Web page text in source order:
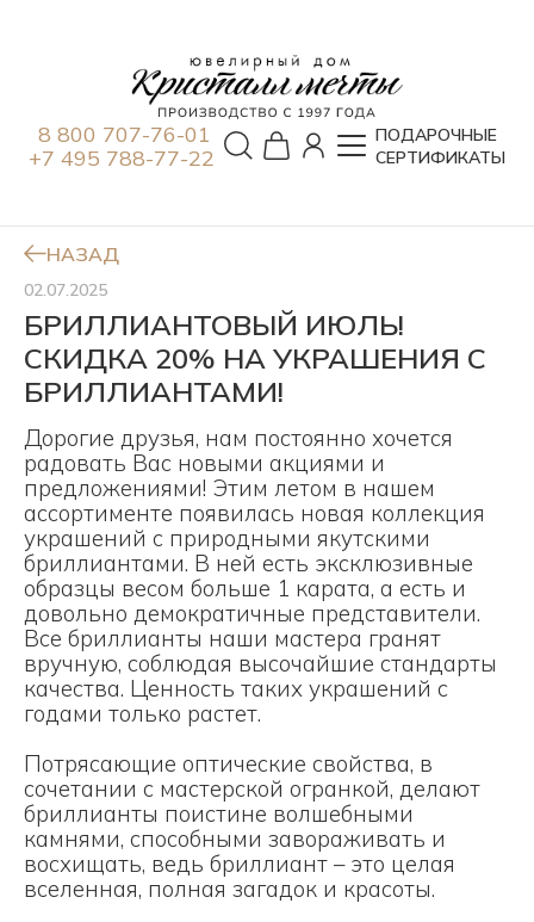
8 800 707-76-01
+7 495 788-77-22
ПОДАРОЧНЫЕ
СЕРТИФИКАТЫ
НАЗАД
02.07.2025
БРИЛЛИАНТОВЫЙ ИЮЛЬ!
СКИДКА 20% НА УКРАШЕНИЯ С
БРИЛЛИАНТАМИ!
Дорогие друзья, нам постоянно хочется
радовать Вас новыми акциями и
предложениями! Этим летом в нашем
ассортименте появилась новая коллекция
украшений с природными якутскими
бриллиантами. В ней есть эксклюзивные
образцы весом больше 1 карата, а есть и
довольно демократичные представители.
Все бриллианты наши мастера гранят
вручную, соблюдая высочайшие стандарты
качества. Ценность таких украшений с
годами только растет.
Потрясающие оптические свойства, в
сочетании с мастерской огранкой, делают
бриллианты поистине волшебными
камнями, способными завораживать и
восхищать, ведь бриллиант – это целая
вселенная, полная загадок и красоты.